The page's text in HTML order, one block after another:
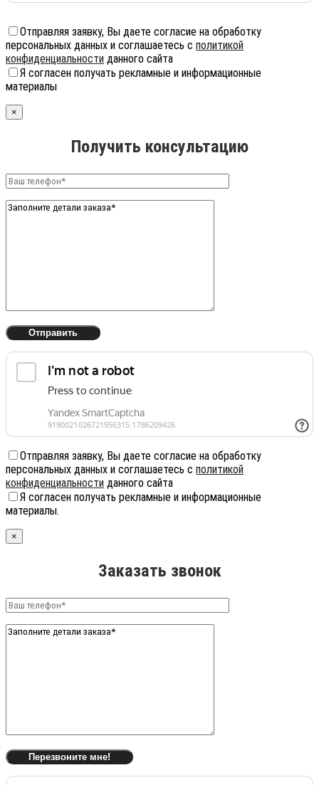
Отправляя заявку, Вы даете согласие на обработку
персональных данных и соглашаетесь с политикой
конфиденциальности данного сайта
Я согласен получать рекламные и информационные
материалы
×
Получить консультацию
Отправляя заявку, Вы даете согласие на обработку
персональных данных и соглашаетесь с политикой
конфиденциальности данного сайта
Я согласен получать рекламные и информационные
материалы.
×
Заказать звонок